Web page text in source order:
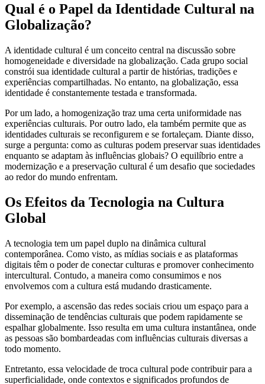
Qual é o Papel da Identidade Cultural na
Globalização?
A identidade cultural é um conceito central na discussão sobre
homogeneidade e diversidade na globalização. Cada grupo social
constrói sua identidade cultural a partir de histórias, tradições e
experiências compartilhadas. No entanto, na globalização, essa
identidade é constantemente testada e transformada.
Por um lado, a homogenização traz uma certa uniformidade nas
experiências culturais. Por outro lado, ela também permite que as
identidades culturais se reconfigurem e se fortaleçam. Diante disso,
surge a pergunta: como as culturas podem preservar suas identidades
enquanto se adaptam às influências globais? O equilíbrio entre a
modernização e a preservação cultural é um desafio que sociedades
ao redor do mundo enfrentam.
Os Efeitos da Tecnologia na Cultura
Global
A tecnologia tem um papel duplo na dinâmica cultural
contemporânea. Como visto, as mídias sociais e as plataformas
digitais têm o poder de conectar culturas e promover conhecimento
intercultural. Contudo, a maneira como consumimos e nos
envolvemos com a cultura está mudando drasticamente.
Por exemplo, a ascensão das redes sociais criou um espaço para a
disseminação de tendências culturais que podem rapidamente se
espalhar globalmente. Isso resulta em uma cultura instantânea, onde
as pessoas são bombardeadas com influências culturais diversas a
todo momento.
Entretanto, essa velocidade de troca cultural pode contribuir para a
superficialidade, onde contextos e significados profundos de